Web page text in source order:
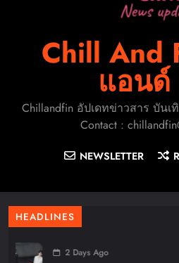
OMODA & JAECOO ประกาศทิศทา
ชูกลยุทธ์การเป็น REEV Pioneer ใน
Deal, Right Now”
Chill And
แอน
Chillandfin อัปเดทข่าวสาร บัน
Contact :
NEWSLETTER
HEADLINES
2 Days Ago